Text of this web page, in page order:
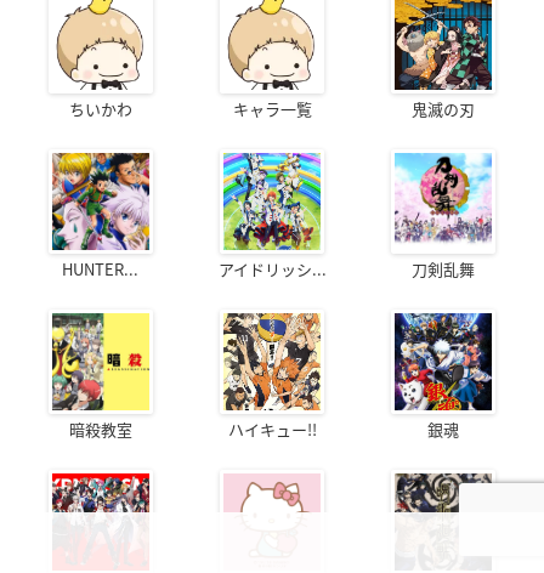
ちいかわ キャラ一覧 鬼滅の刃
HUNTER... アイドリッシ... 刀剣乱舞
暗殺教室 ハイキュー!! 銀魂